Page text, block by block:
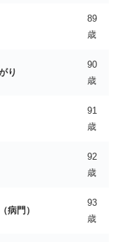
89
歳
り
90
歳
91
歳
92
歳
病門）
93
歳